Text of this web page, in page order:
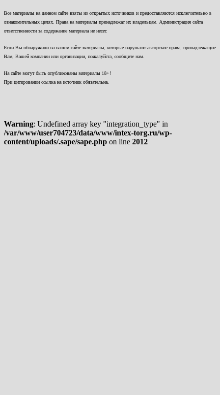
Все материалы на данном сайте взяты из открытых источников и предоставляются исключительно в
ознакомительных целях. Права на материалы принадлежат их владельцам. Администрация сайта
ответственности за содержание материала не несет.
Если Вы обнаружили на нашем сайте материалы, которые нарушают авторские права, принадлежащие
Вам, Вашей компании или организации, пожалуйста, сообщите нам.
На сайте могут быть опубликованы материалы 18+!
При цитировании ссылка на источник обязательна.
Warning: Undefined array key "integration_type" in
/var/www/user704723/data/www/intex-torg.ru/wp-
content/uploads/.sape/sape.php on line 2012